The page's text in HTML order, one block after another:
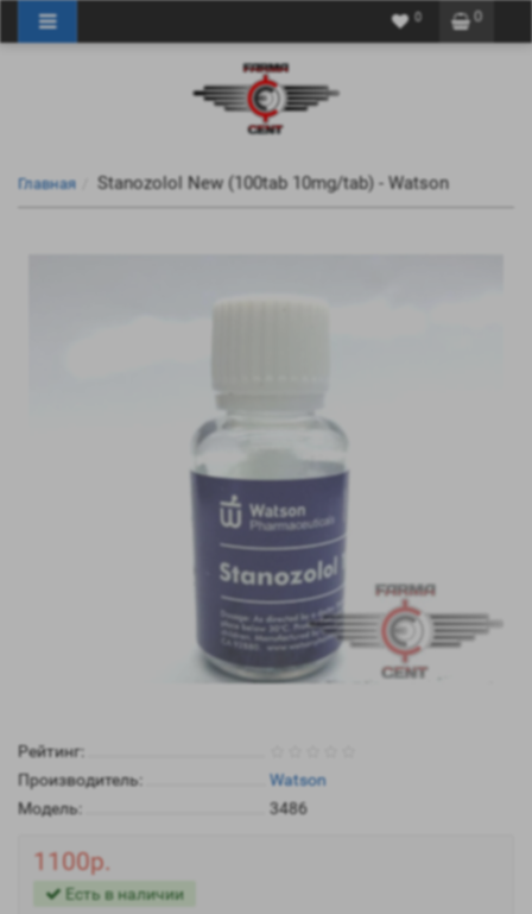
0
0
Главная Stanozolol New (100tab 10mg/tab) - Watson
Рейтинг:
Производитель:
Watson
Модель:
3486
1100р.
Есть в наличии